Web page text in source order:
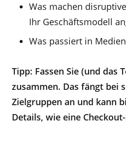
Was machen
Ihr Geschäftsmodell
Was passiert in
Tipp: Fassen Sie (und das
zusammen. Das fängt bei
Zielgruppen an und kann
Details, wie eine